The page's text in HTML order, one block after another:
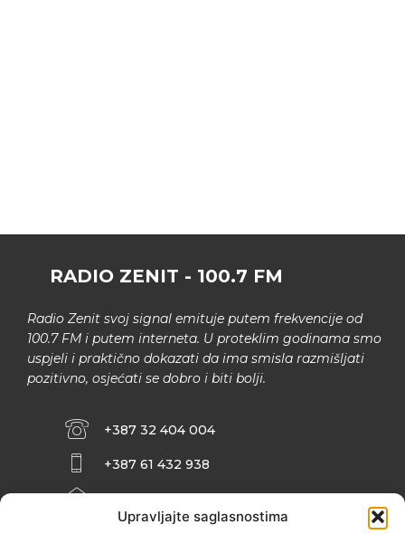
Upravljajte saglasnostima
RADIO ZENIT - 100.7 FM
Radio Zenit svoj signal emituje putem frekvencije od
100.7 FM i putem interneta. U proteklim godinama smo
uspjeli i praktično dokazati da ima smisla razmišljati
pozitivno, osjećati se dobro i biti bolji.
+387 32 404 004
+387 61 432 938
INFO@ZENIT.BA